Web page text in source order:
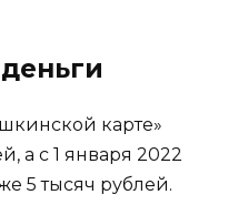
карте»
а с 1 января 2022
5 тысяч рублей.